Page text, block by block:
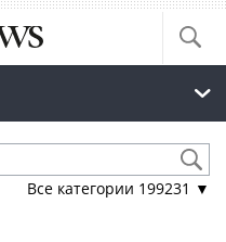
Все категории 199231 ▼